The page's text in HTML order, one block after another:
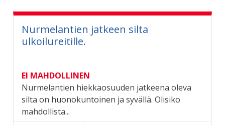
Nurmelantien jatkeen silta
ulkoilureitille.
EI MAHDOLLINEN
Nurmelantien hiekkaosuuden jatkeena oleva
silta on huonokuntoinen ja syvällä. Olisiko
mahdollista...